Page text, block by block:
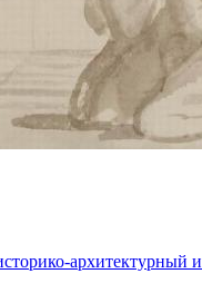
архитектурный